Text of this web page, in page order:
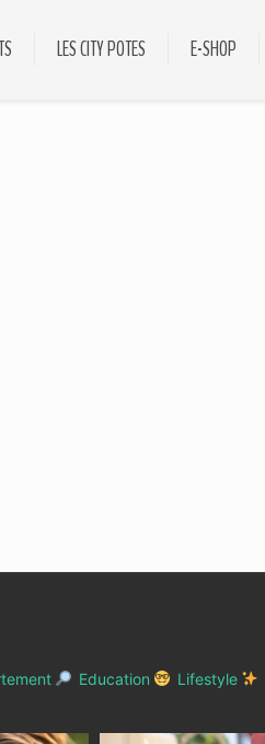
LES CITY POTES E-SHOP
Education Lifestyle